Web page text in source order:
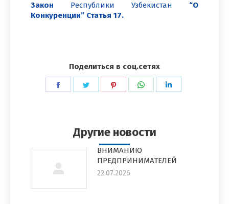
Закон Республики Узбекистан “О
Конкуренции” Статья 17.
Поделиться в соц.сетях
ПоделитьсяПоделитьсяПоделитьсяПоделиться
Другие новости
ВНИМАНИЮ
ПРЕДПРИНИМАТЕЛЕЙ
22.07.2026